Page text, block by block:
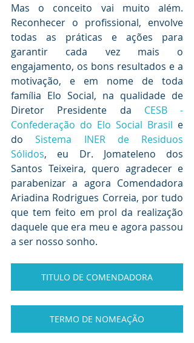
Mas o conceito vai muito além.
Reconhecer o profissional, envolve
todas as práticas e ações para
garantir cada vez mais o
engajamento, os bons resultados e a
motivação, e em nome de toda
família Elo Social, na qualidade de
Diretor Presidente da CESB -
Confederação do Elo Social Brasil e
do Sistema INER de Residuos
Sólidos, eu Dr. Jomateleno dos
Santos Teixeira, quero agradecer e
parabenizar a agora Comendadora
Ariadina Rodrigues Correia, por tudo
que tem feito em prol da realização
daquele que era meu e agora passou
a ser nosso sonho.
TITULO DE COMENDADORA
TERMO DE NOMEAÇÃO